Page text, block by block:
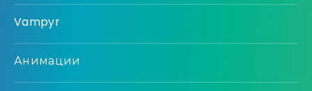
Vampyr
Анимации